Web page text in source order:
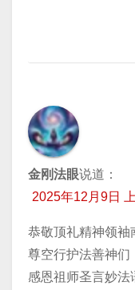
金刚法眼说道：
2025年12月9日
恭敬顶礼精神领袖
尊空行护法善神们
感恩祖师圣言妙法